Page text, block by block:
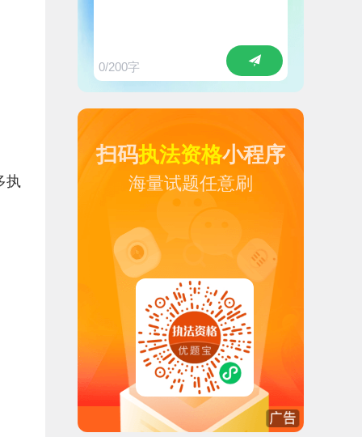
执
0/200字
扫码执法资格小程序
海量试题任意刷